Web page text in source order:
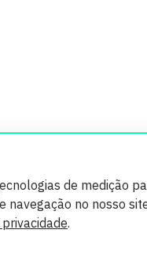
de medição
navegação no nosso
.